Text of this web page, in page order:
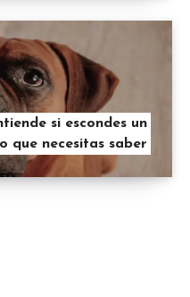
si escondes un
que necesitas saber